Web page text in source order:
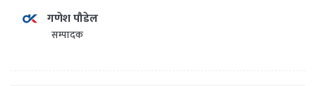
गणेश पौडेल
सम्पादक